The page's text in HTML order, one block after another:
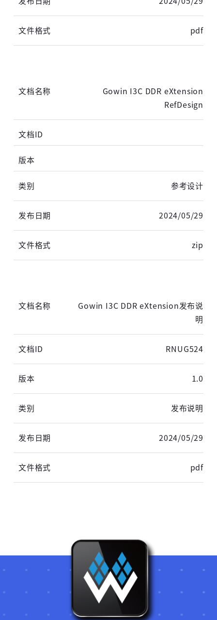
登录
pdf
Gowin I3C DDR eXtension
RefDesign
参考设计
2024/05/29
zip
Gowin I3C DDR eXtension发布说
明
RNUG524
1.0
发布说明
2024/05/29
pdf